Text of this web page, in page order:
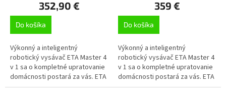
352,90 €
Do košíka
Výkonný a inteligentný
robotický vysávač ETA Master 4
v 1 sa o kompletné upratovanie
domácnosti postará za vás. ETA
Master II podlahu vysaje, vytrie
359 €
Do košíka
Výkonný a inteligentný
robotický vysávač ETA Master 4
v 1 sa o kompletné upratovanie
domácnosti postará za vás. ETA
Master II podlahu vysaje, vytrie